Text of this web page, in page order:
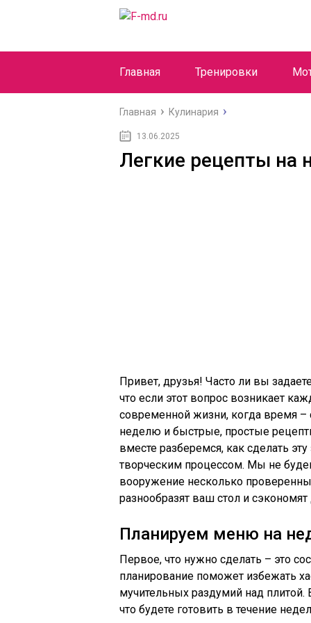
Главная Тренировки
Главная Кулинария
13.06.2025
Легкие рецепты на
Привет, друзья! Часто ли вы
что если этот вопрос возникает
современной жизни, когда время
неделю и быстрые, простые
вместе разберемся, как сделать
творческим процессом. Мы не
вооружение несколько
разнообразят ваш стол и
Планируем меню на
Первое, что нужно сделать – это
планирование поможет избежать
мучительных раздумий над
что будете готовить в течение